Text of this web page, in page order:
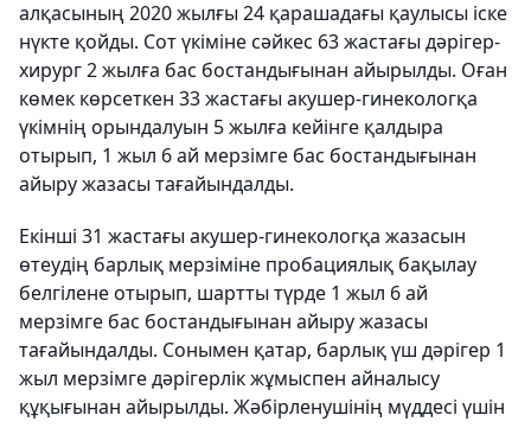
алқасының 2020 жылғы 24 қарашадағы қаулысы іске
нүкте қойды. Сот үкіміне сәйкес 63 жастағы дәрігер-
хирург 2 жылға бас бостандығынан айырылды. Оған
көмек көрсеткен 33 жастағы акушер-гинекологқа
үкімнің орындалуын 5 жылға кейінге қалдыра
отырып, 1 жыл 6 ай мерзімге бас бостандығынан
айыру жазасы тағайындалды.
Екінші 31 жастағы акушер-гинекологқа жазасын
өтеудің барлық мерзіміне пробациялық бақылау
белгілене отырып, шартты түрде 1 жыл 6 ай
мерзімге бас бостандығынан айыру жазасы
тағайындалды. Сонымен қатар, барлық үш дәрігер 1
жыл мерзімге дәрігерлік жұмыспен айналысу
құқығынан айырылды. Жәбірленушінің мүддесі үшін